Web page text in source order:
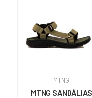
MTNG
MTNG SANDÁLIAS